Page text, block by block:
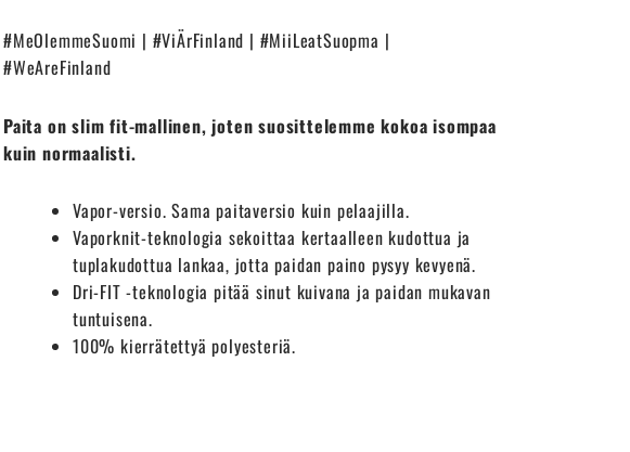
#MeOlemmeSuomi | #ViÄrFinland | #MiiLeatSuopma |
#WeAreFinland
Paita on slim fit-mallinen, joten suosittelemme kokoa isompaa
kuin normaalisti.
Vapor-versio. Sama paitaversio kuin pelaajilla.
Vaporknit-teknologia sekoittaa kertaalleen kudottua ja
tuplakudottua lankaa, jotta paidan paino pysyy kevyenä.
Dri-FIT -teknologia pitää sinut kuivana ja paidan mukavan
tuntuisena.
100% kierrätettyä polyesteriä.